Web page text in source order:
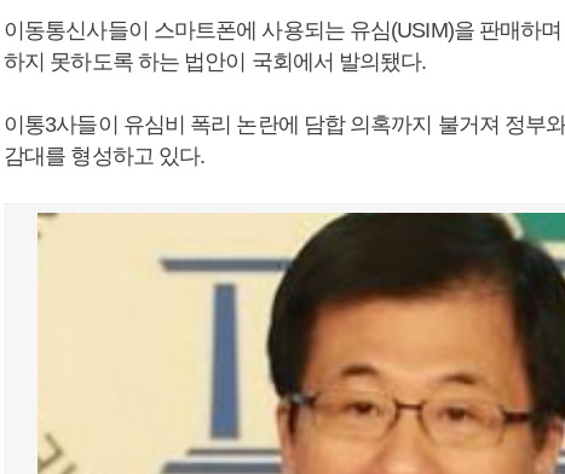
이동통신사들이 스마트폰에 사용되는 유심(USIM)을 판매하
하지 못하도록 하는 법안이 국회에서 발의됐다.
이통3사들이 유심비 폭리 논란에 담합 의혹까지 불거져 정부
감대를 형성하고 있다.